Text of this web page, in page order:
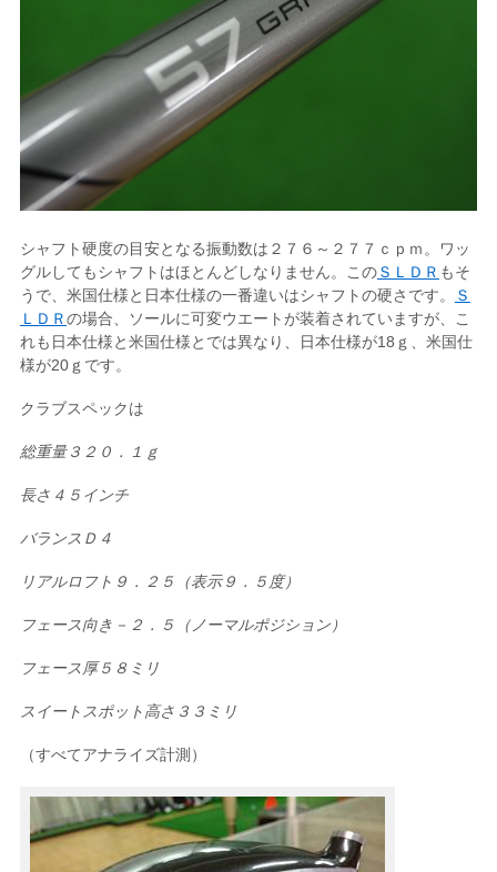
シャフト硬度の目安となる振動数は２７６～２７７ｃｐｍ。ワッ
グルしてもシャフトはほとんどしなりません。このＳＬＤＲ もそ
うで、米国仕様と日本仕様の一番違いはシャフトの硬さです。
Ｓ
ＬＤＲの場合、ソールに可変ウエートが装着されていますが、こ
れも日本仕様と米国仕様とでは異なり、日本仕様が18ｇ、米国仕
様が20ｇです。
クラブスペックは
総重量３２０．１ｇ
長さ４５インチ
バランスＤ４
リアルロフト９．２５（表示９．５度）
フェース向き－２．５（ノーマルポジション）
フェース厚５８ミリ
スイートスポット高さ３３ミリ
（すべてアナライズ計測）